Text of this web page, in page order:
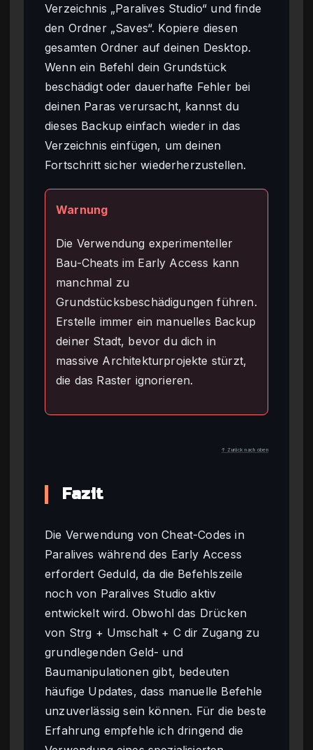
Verzeichnis „Paralives Studio“ und finde
den Ordner „Saves“. Kopiere diesen
gesamten Ordner auf deinen Desktop.
Wenn ein Befehl dein Grundstück
beschädigt oder dauerhafte Fehler bei
deinen Paras verursacht, kannst du
dieses Backup einfach wieder in das
Verzeichnis einfügen, um deinen
Fortschritt sicher wiederherzustellen.
Warnung
Die Verwendung experimenteller
Bau-Cheats im Early Access kann
manchmal zu
Grundstücksbeschädigungen führen.
Erstelle immer ein manuelles Backup
deiner Stadt, bevor du dich in
massive Architekturprojekte stürzt,
die das Raster ignorieren.
↑ Zurück nach oben
Fazit
Die Verwendung von Cheat-Codes in
Paralives während des Early Access
erfordert Geduld, da die Befehlszeile
noch von Paralives Studio aktiv
entwickelt wird. Obwohl das Drücken
von Strg + Umschalt + C dir Zugang zu
grundlegenden Geld- und
Baumanipulationen gibt, bedeuten
häufige Updates, dass manuelle Befehle
unzuverlässig sein können. Für die beste
Erfahrung empfehle ich dringend die